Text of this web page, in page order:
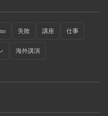
失敗 講座 仕事
海外講演